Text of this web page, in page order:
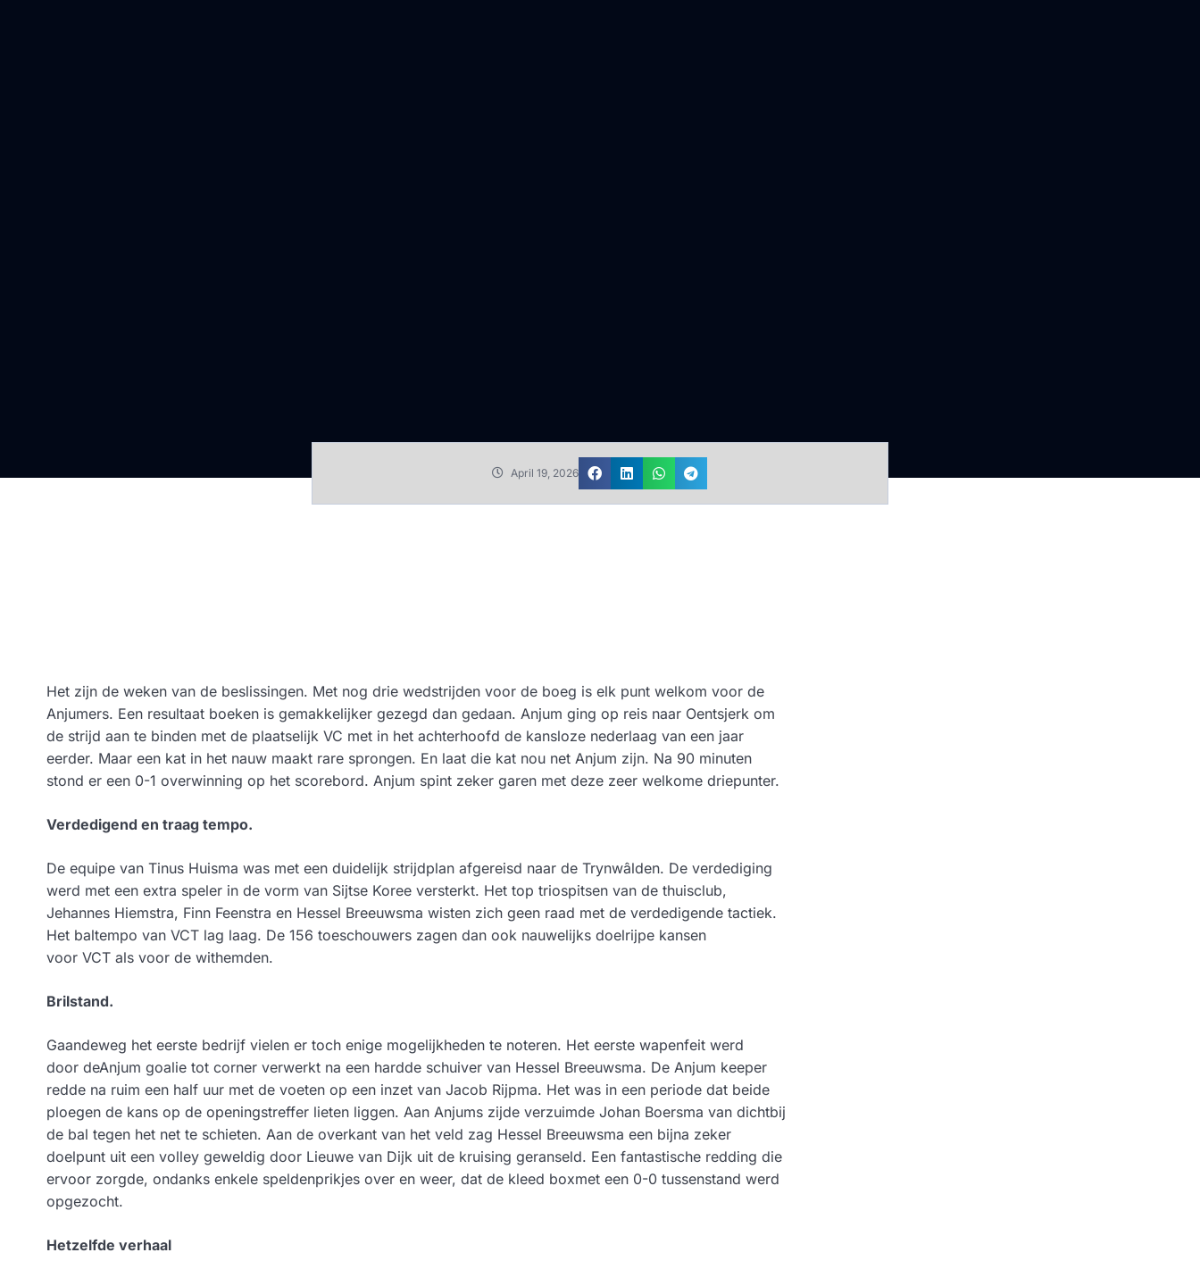
April 19, 2026
Het zijn de weken van de beslissingen. Met nog drie wedstrijden voor de boeg is elk punt welkom voor de
Anjumers. Een resultaat boeken is gemakkelijker gezegd dan gedaan. Anjum ging op reis naar Oentsjerk om
de strijd aan te binden met de plaatselijk VC met in het achterhoofd de kansloze nederlaag van een jaar
eerder. Maar een kat in het nauw maakt rare sprongen. En laat die kat nou net Anjum zijn. Na 90 minuten
stond er een 0-1 overwinning op het scorebord. Anjum spint zeker garen met deze zeer welkome driepunter.
Verdedigend en traag tempo.
De equipe van Tinus Huisma was met een duidelijk strijdplan afgereisd naar de Trynwâlden. De verdediging
werd met een extra speler in de vorm van Sijtse Koree versterkt. Het top triospitsen van de thuisclub,
Jehannes Hiemstra, Finn Feenstra en Hessel Breeuwsma wisten zich geen raad met de verdedigende tactiek.
Het baltempo van VCT lag laag. De 156 toeschouwers zagen dan ook nauwelijks doelrijpe kansen
voor VCT als voor de withemden.
Brilstand.
Gaandeweg het eerste bedrijf vielen er toch enige mogelijkheden te noteren. Het eerste wapenfeit werd
door deAnjum goalie tot corner verwerkt na een hardde schuiver van Hessel Breeuwsma. De Anjum keeper
redde na ruim een half uur met de voeten op een inzet van Jacob Rijpma. Het was in een periode dat beide
ploegen de kans op de openingstreffer lieten liggen. Aan Anjums zijde verzuimde Johan Boersma van dichtbij
de bal tegen het net te schieten. Aan de overkant van het veld zag Hessel Breeuwsma een bijna zeker
doelpunt uit een volley geweldig door Lieuwe van Dijk uit de kruising geranseld. Een fantastische redding die
ervoor zorgde, ondanks enkele speldenprikjes over en weer, dat de kleed boxmet een 0-0 tussenstand werd
opgezocht.
Hetzelfde verhaal